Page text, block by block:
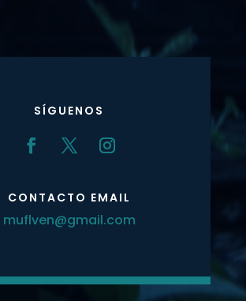
SÍGUENOS
CONTACTO EMAIL
muflven@gmail.com